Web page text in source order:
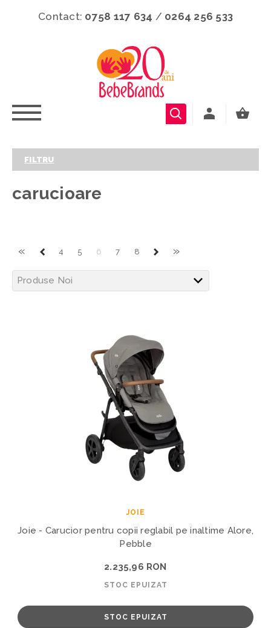
Contact: 0758 117 634 / 0264 256 533
FILTRU
carucioare
« 4 5 6 7 8 »
JOIE
Joie - Carucior pentru copii reglabil pe inaltime Alore,
Pebble
2.235,96 RON
STOC EPUIZAT
STOC EPUIZAT